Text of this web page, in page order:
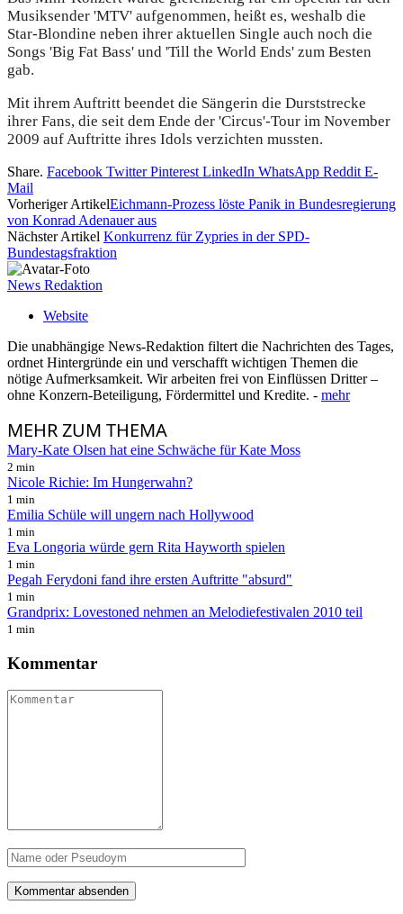
Musiksender 'MTV' aufgenommen, heißt es, weshalb die
Star-Blondine neben ihrer aktuellen Single auch noch die
Songs 'Big Fat Bass' und 'Till the World Ends' zum Besten
gab.
Mit ihrem Auftritt beendet die Sängerin die Durststrecke
ihrer Fans, die seit dem Ende der 'Circus'-Tour im November
2009 auf Auftritte ihres Idols verzichten mussten.
Share. Facebook Twitter Pinterest LinkedIn WhatsApp Reddit E-
Mail
Vorheriger ArtikelEichmann-Prozess löste Panik in Bundesregierung
von Konrad Adenauer aus
Nächster Artikel Konkurrenz für Zypries in der SPD-
Bundestagsfraktion
News Redaktion
Website
Die unabhängige News-Redaktion filtert die Nachrichten des Tages,
ordnet Hintergründe ein und verschafft wichtigen Themen die
nötige Aufmerksamkeit. Wir arbeiten frei von Einflüssen Dritter –
ohne Konzern-Beteiligung, Fördermittel und Kredite. - mehr
MEHRZUM THEMA
Mary-Kate Olsen hat eine Schwäche für Kate Moss
2 min
Nicole Richie: Im Hungerwahn?
1 min
Emilia Schüle will ungern nach Hollywood
1 min
Eva Longoria würde gern Rita Hayworth spielen
1 min
Pegah Ferydoni fand ihre ersten Auftritte "absurd"
1 min
Grandprix: Lovestoned nehmen an Melodiefestivalen 2010 teil
1 min
Kommentar